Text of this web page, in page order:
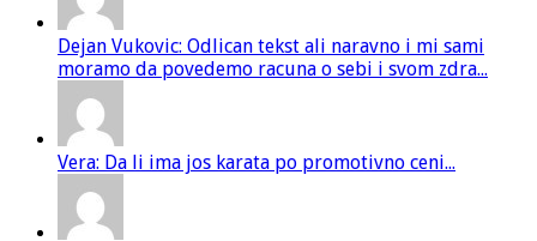
Dejan Vukovic: Odlican tekst ali naravno i mi sami
moramo da povedemo racuna o sebi i svom zdra...
Vera: Da li ima jos karata po promotivno ceni...